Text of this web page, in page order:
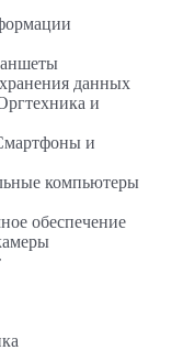
данных
и
и
компьютеры
обеспечение